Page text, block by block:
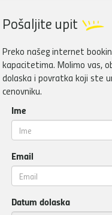
Pošaljite upit
Preko našeg internet
kapacitetima. Molimo vas,
dolaska i povratka koji ste
cenovniku.
Ime
Email
Datum dolaska